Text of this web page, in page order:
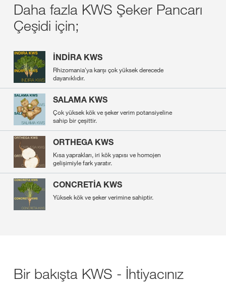
Daha fazla KWS Şeker Pancarı
Çeşidi için;
İNDİRA KWS
Rhizomania'ya karșı çok yüksek derecede
dayanıklıdır.
SALAMA KWS
Çok yüksek kök ve șeker verim potansiyeline
sahip bir çeșittir.
ORTHEGA KWS
Kısa yaprakları, iri kök yapısı ve homojen
gelișimiyle fark yaratır.
CONCRETİA KWS
Yüksek kök ve şeker verimine sahiptir.
Bir bakışta KWS - İhtiyacınız